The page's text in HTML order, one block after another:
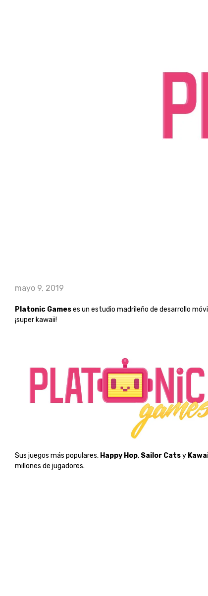
mayo 9, 2019
Platonic Gameses un estudio madrileño de desarrollo
¡super kawaii!
Sus juegos más populares, Happy Hop, Sailor Catsy
millones de jugadores.